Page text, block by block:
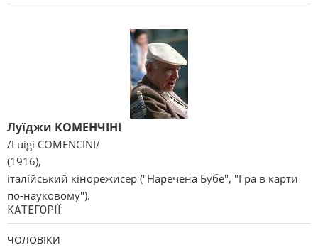
Луїджи КОМЕНЧІНІ
/Luіgі COMENCІNІ/
(1916),
італійський кінорежисер ("Наречена Бубе", "Гра в карти
по-науковому").
КАТЕГОРІЇ:
ЧОЛОВІКИ